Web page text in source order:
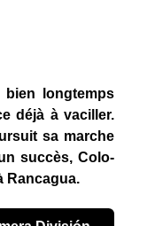
bien longtemps
déjà à vaciller.
sa marche
succès, Colo-
Rancagua.